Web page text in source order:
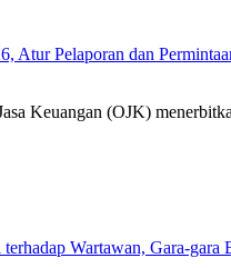
Atur Pelaporan dan
Keuangan (OJK)
Wartawan, Gara-gara